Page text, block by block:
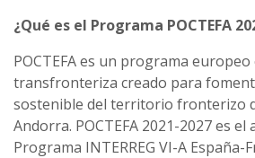
¿Qué es el Programa POCTEFA
POCTEFA es un programa
transfronteriza creado para
sostenible del territorio fronterizo
Andorra. POCTEFA 2021-2027 es el
Programa INTERREG VI-A España-